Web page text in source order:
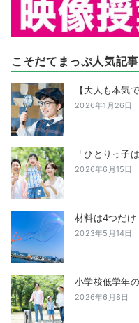
こそだてまっぷ人気記事
【大人も本気
2026年1月26日
「ひとりっ子
2026年6月15日
材料は4つだけ
2023年5月14日
小学校低学年
2026年6月8日